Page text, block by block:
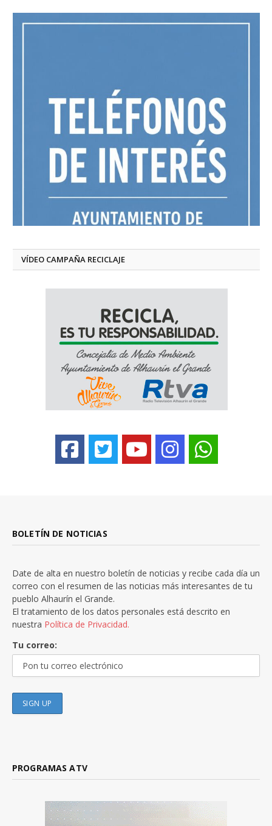
VÍDEO CAMPAÑA RECICLAJE
BOLETÍN DE NOTICIAS
Date de alta en nuestro boletín de noticias y recibe cada día un
correo con el resumen de las noticias más interesantes de tu
pueblo Alhaurín el Grande.
El tratamiento de los datos personales está descrito en
nuestra Política de Privacidad.
Tu correo:
PROGRAMAS ATV